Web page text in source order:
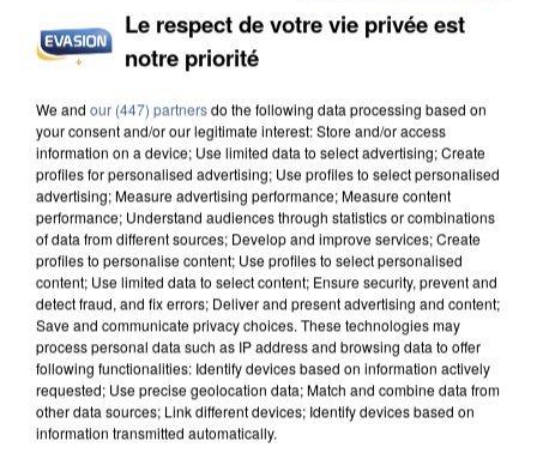
L’UN DES FONDATEURS SUPPOSÉS DE LA DZ
MAFIA INTERPELLÉ EN ALGÉRIE
Le respect de votre vie privée est
notre priorité
We and our (447) partnersdo the following data processing based on
your consent and/or our legitimate interest: Store and/or access
information on a device; Use limited data to select advertising; Create
profiles for personalised advertising; Use profiles to select personalised
advertising; Measure advertising performance; Measure content
performance; Understand audiences through statistics or combinations
of data from different sources; Develop and improve services; Create
profiles to personalise content; Use profiles to select personalised
content; Use limited data to select content; Ensure security, prevent and
detect fraud, and fix errors; Deliver and present advertising and content;
Save and communicate privacy choices. These technologies may
process personal data such as IP address and browsing data to offer
following functionalities: Identify devices based on information actively
requested; Use precise geolocation data; Match and combine data from
other data sources; Link different devices; Identify devices based on
information transmitted automatically.